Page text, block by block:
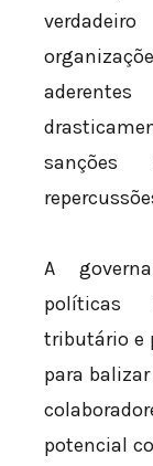
sanções
A
políticas
tributário e
para
potencial